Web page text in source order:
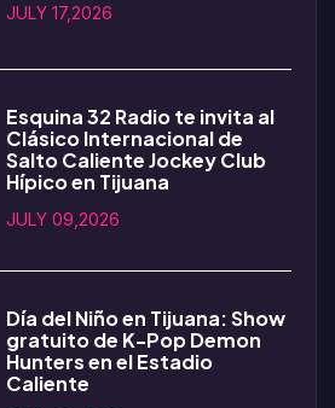
JULY 17,2026
Esquina 32 Radio te invita al
Clásico Internacional de
Salto Caliente Jockey Club
Hípico en Tijuana
JULY 09,2026
Día del Niño en Tijuana: Show
gratuito de K-Pop Demon
Hunters en el Estadio
Caliente